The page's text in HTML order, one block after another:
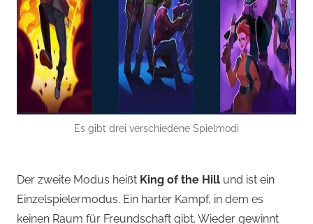
Es gibt drei verschiedene Spielmodi
Der zweite Modus heißt King of the Hill und ist ein
Einzelspielermodus. Ein harter Kampf, in dem es
keinen Raum für Freundschaft gibt. Wieder gewinnt